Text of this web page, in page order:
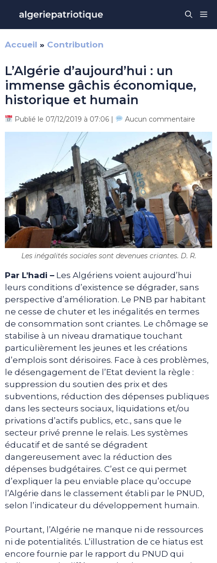
contenu
Accueil » Contribution
L’Algérie d’aujourd’hui : un
immense gâchis économique,
historique et humain
Publié le 07/12/2019 à 07:06 | Aucun commentaire
Les inégalités sociales sont devenues criantes. D. R.
Par L’hadi – Les Algériens voient aujourd’hui
leurs conditions d’existence se dégrader, sans
perspective d’amélioration. Le PNB par habitant
ne cesse de chuter et les inégalités en termes
de consommation sont criantes. Le chômage se
stabilise à un niveau dramatique touchant
particulièrement les jeunes et les créations
d’emplois sont dérisoires. Face à ces problèmes,
le désengagement de l’Etat devient la règle :
suppression du soutien des prix et des
subventions, réduction des dépenses publiques
dans les secteurs sociaux, liquidations et/ou
privations d’actifs publics, etc., sans que le
secteur privé prenne le relais. Les systèmes
éducatif et de santé se dégradent
dangereusement avec la réduction des
dépenses budgétaires. C’est ce qui permet
d’expliquer la peu enviable place qu’occupe
l’Algérie dans le classement établi par le PNUD,
selon l’indicateur du développement humain.
Pourtant, l’Algérie ne manque ni de ressources
ni de potentialités. L’illustration de ce hiatus est
encore fournie par le rapport du PNUD qui